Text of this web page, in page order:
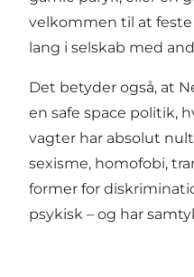
velkommen til at
lang i selskab med
Det betyder også, at
en safe space politik,
vagter har absolut
sexisme, homofobi,
former for
psykisk – og har